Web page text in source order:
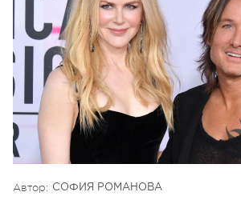
Автор: СОФИЯ РОМАНОВА